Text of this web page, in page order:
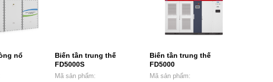
nổ
Biến tần trung thế
FD5000S
Mã sản phẩm:
Biến tần trung thế
FD5000
Mã sản phẩm: